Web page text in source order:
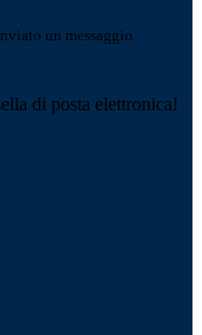
un messaggio
di posta elettronica!